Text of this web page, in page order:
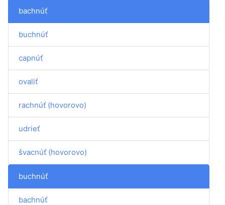
bachnúť
buchnúť
capnúť
ovaliť
rachnúť (hovorovo)
udrieť
švacnúť (hovorovo)
buchnúť
bachnúť